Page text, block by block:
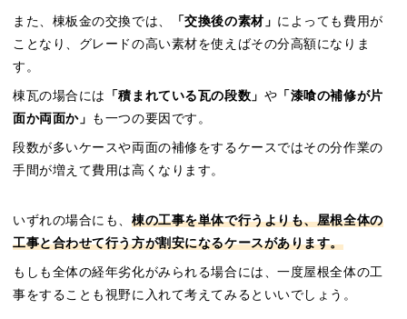
また、棟板金の交換では、
「交換後の素材」 によっても費用が
ことなり、グレードの高い素材を使えばその分高額になりま
す。
棟瓦の場合には
「積まれている瓦の段数」 や 「漆喰の補修が片
面か両面か」 も一つの要因です。
段数が多いケースや両面の補修をするケースではその分作業の
手間が増えて費用は高くなります。
いずれの場合にも、棟の工事を単体で行うよりも、屋根全体の
工事と合わせて行う方が割安になるケースがあります。
もしも全体の経年劣化がみられる場合には、一度屋根全体の工
事をすることも視野に入れて考えてみるといいでしょう。